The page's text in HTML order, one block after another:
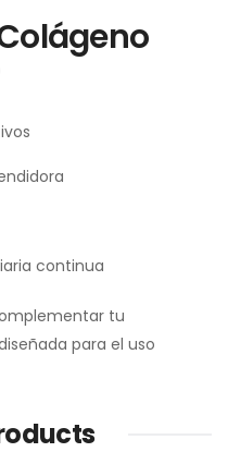
continua
tu
para el uso